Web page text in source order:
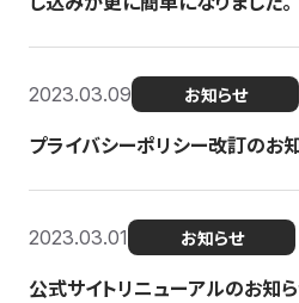
2023.03.09 お知らせ
プライバシーポリシー改訂のお
2023.03.01 お知らせ
公式サイトリニューアルのお知